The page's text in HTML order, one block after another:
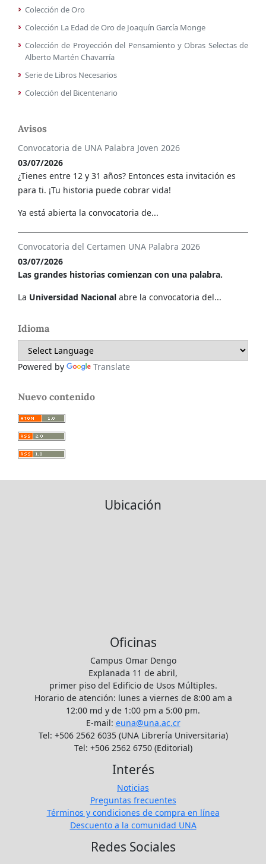
Colección de Oro
Colección La Edad de Oro de Joaquín García Monge
Colección de Proyección del Pensamiento y Obras Selectas de
Alberto Martén Chavarría
Serie de Libros Necesarios
Colección del Bicentenario
Avisos
Convocatoria de UNA Palabra Joven 2026
03/07/2026
¿Tienes entre 12 y 31 años? Entonces esta invitación es
para ti. ¡Tu historia puede cobrar vida!
Ya está abierta la convocatoria de...
Convocatoria del Certamen UNA Palabra 2026
03/07/2026
Las grandes historias comienzan con una palabra.
La Universidad Nacional abre la convocatoria del...
Idioma
Powered by Translate
Nuevo contenido
Ubicación
Oficinas
Campus Omar Dengo
Explanada 11 de abril,
primer piso del Edificio de Usos Múltiples.
Horario de atención: lunes a viernes de 8:00 am a
12:00 md y de 1:00 pm a 5:00 pm.
E-mail: euna@una.ac.cr
Tel: +506 2562 6035 (UNA Librería Universitaria)
Tel: +506 2562 6750 (Editorial)
Interés
Noticias
Preguntas frecuentes
Términos y condiciones de compra en línea
Descuento a la comunidad UNA
Redes Sociales